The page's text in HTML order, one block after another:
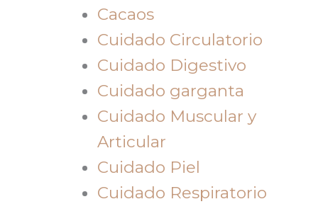
Cacaos
Cuidado Circulatorio
Cuidado Digestivo
Cuidado garganta
Cuidado Muscular y
Articular
Cuidado Piel
Cuidado Respiratorio